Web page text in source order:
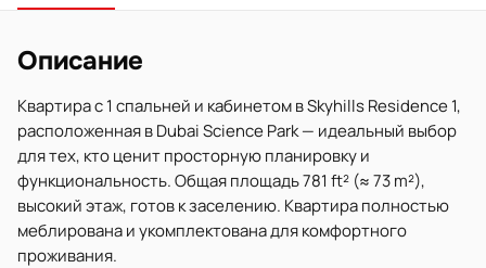
Описание
Квартира с 1 спальней и кабинетом в Skyhills Residence 1,
расположенная в Dubai Science Park — идеальный выбор
для тех, кто ценит просторную планировку и
функциональность. Общая площадь 781 ft² (≈ 73 m²),
высокий этаж, готов к заселению. Квартира полностью
меблирована и укомплектована для комфортного
проживания.